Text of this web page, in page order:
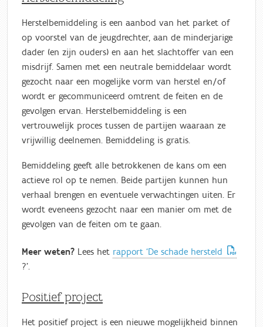
Herstelbemiddeling is een aanbod van het parket of
op voorstel van de jeugdrechter, aan de minderjarige
dader (en zijn ouders) en aan het slachtoffer van een
misdrijf. Samen met een neutrale bemiddelaar wordt
gezocht naar een mogelijke vorm van herstel en/of
wordt er gecommuniceerd omtrent de feiten en de
gevolgen ervan. Herstelbemiddeling is een
vertrouwelijk proces tussen de partijen waaraan ze
vrijwillig deelnemen. Bemiddeling is gratis.
Bemiddeling geeft alle betrokkenen de kans om een
actieve rol op te nemen. Beide partijen kunnen hun
verhaal brengen en eventuele verwachtingen uiten. Er
wordt eveneens gezocht naar een manier om met de
gevolgen van de feiten om te gaan.
Meer weten? Lees het rapport ‘De schade hersteld
?’.
Positief project
Het positief project is een nieuwe mogelijkheid binnen